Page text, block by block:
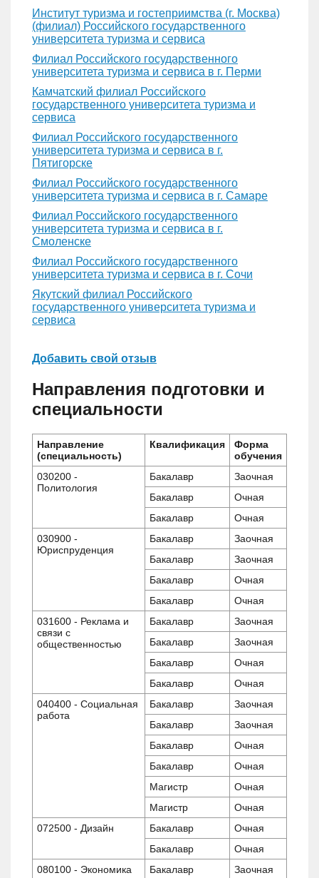
Институт туризма и гостеприимства (г. Москва)
(филиал) Российского государственного
университета туризма и сервиса
Филиал Российского государственного
университета туризма и сервиса в г. Перми
Камчатский филиал Российского
государственного университета туризма и
сервиса
Филиал Российского государственного
университета туризма и сервиса в г.
Пятигорске
Филиал Российского государственного
университета туризма и сервиса в г. Самаре
Филиал Российского государственного
университета туризма и сервиса в г.
Смоленске
Филиал Российского государственного
университета туризма и сервиса в г. Сочи
Якутский филиал Российского
государственного университета туризма и
сервиса
Добавить свой отзыв
Направления подготовки и
специальности
Направление
(специальность)
Квалификация
Форма
обучения
030200 -
Политология
Бакалавр
Заочная
Бакалавр
Очная
Бакалавр
Очная
030900 -
Юриспруденция
Бакалавр
Заочная
Бакалавр
Заочная
Бакалавр
Очная
Бакалавр
Очная
031600 - Реклама и
связи с
общественностью
Бакалавр
Заочная
Бакалавр
Заочная
Бакалавр
Очная
Бакалавр
Очная
040400 - Социальная
работа
Бакалавр
Заочная
Бакалавр
Заочная
Бакалавр
Очная
Бакалавр
Очная
Магистр
Очная
Магистр
Очная
072500 - Дизайн
Бакалавр
Очная
Бакалавр
Очная
080100 - Экономика
Бакалавр Заочная